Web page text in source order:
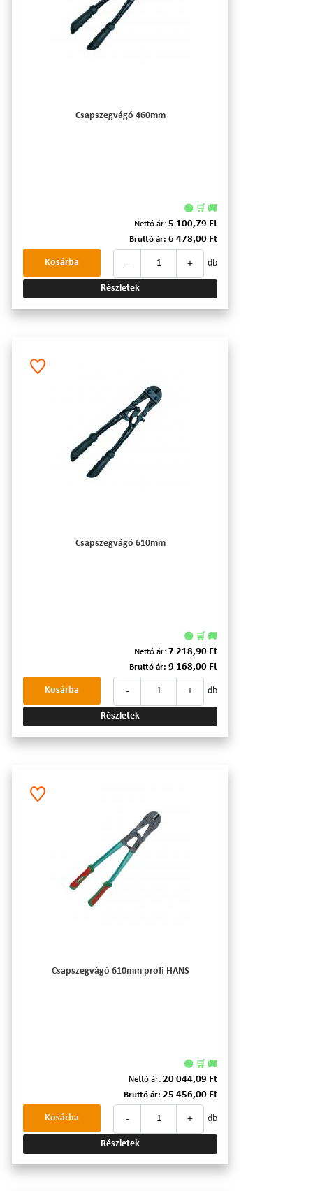
Csapszegvágó 460mm
🟢 🛒 🚚
Nettó ár: 5 100,79 Ft
Bruttó ár: 6 478,00 Ft
- + db
Kosárba
Részletek
Csapszegvágó 610mm
🟢 🛒 🚚
Nettó ár: 7 218,90 Ft
Bruttó ár: 9 168,00 Ft
- + db
Kosárba
Részletek
Csapszegvágó 610mm profi HANS
🟢 🛒 🚚
Nettó ár: 20 044,09 Ft
Bruttó ár: 25 456,00 Ft
- + db
Kosárba
Részletek